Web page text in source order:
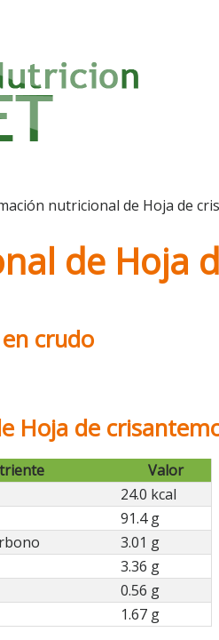
nutricional de Hoja de
de Hoja
crudo
Hoja de
Valor
24.0 kcal
91.4 g
3.01 g
3.36 g
0.56 g
1.67 g